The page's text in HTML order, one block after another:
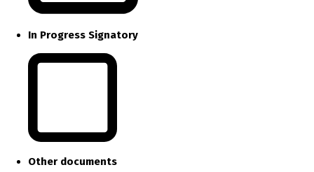
In Progress Signatory
Other documents